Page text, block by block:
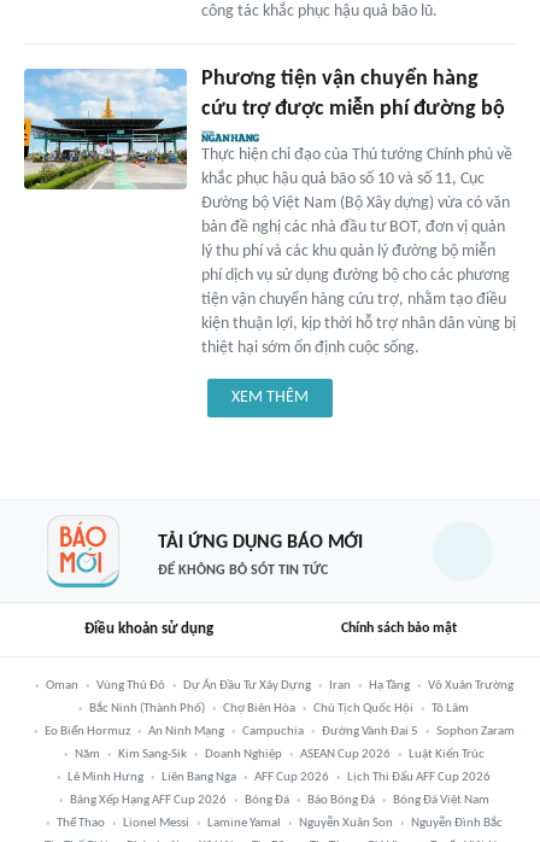
công tác khắc phục hậu quả bão lũ.
Phương tiện vận chuyển hàng
cứu trợ được miễn phí đường bộ
Thực hiện chỉ đạo của Thủ tướng Chính phủ về
khắc phục hậu quả bão số 10 và số 11, Cục
Đường bộ Việt Nam (Bộ Xây dựng) vừa có văn
bản đề nghị các nhà đầu tư BOT, đơn vị quản
lý thu phí và các khu quản lý đường bộ miễn
phí dịch vụ sử dụng đường bộ cho các phương
tiện vận chuyển hàng cứu trợ, nhằm tạo điều
kiện thuận lợi, kịp thời hỗ trợ nhân dân vùng bị
thiệt hại sớm ổn định cuộc sống.
XEM THÊM
TẢI ỨNG DỤNG BÁO MỚI
ĐỂ KHÔNG BỎ SÓT TIN TỨC
Điều khoản sử dụng Chính sách bảo mật
Oman Vùng Thủ Đô Dự Án Đầu Tư Xây Dựng Iran Hạ Tầng
Võ Xuân Trường
Bắc Ninh (thành Phố)
Chợ Biên Hòa Chủ Tịch Quốc Hội
Tô Lâm
Eo Biển Hormuz
An Ninh Mạng Campuchia Đường Vành Đai 5
Sophon Zaram
Năm
Kim Sang-Sik Doanh Nghiệp ASEAN Cup 2026
Luật Kiến Trúc
Lê Minh Hưng
Liên Bang Nga AFF Cup 2026
Lịch Thi Đấu AFF Cup 2026
Bảng Xếp Hạng AFF Cup 2026
Bóng Đá Báo Bóng Đá
Bóng Đá Việt Nam
Thể Thao
Lionel Messi Lamine Yamal Nguyễn Xuân Son
Nguyễn Đình Bắc